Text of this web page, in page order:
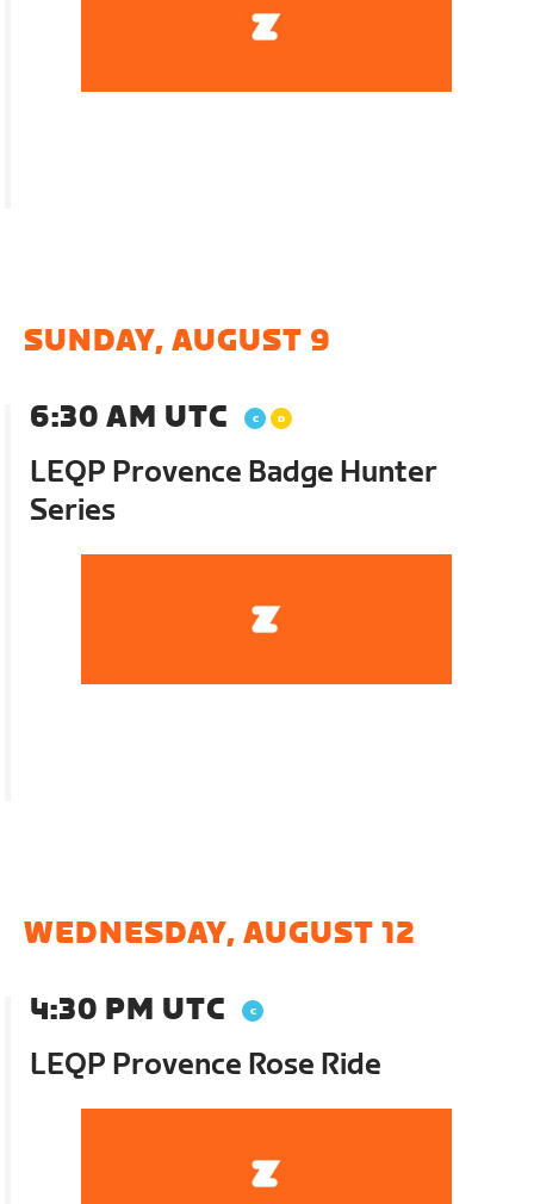
SUNDAY, AUGUST 9
6:30 AM UTC
LEQP Provence Badge Hunter
Series
WEDNESDAY, AUGUST 12
4:30 PM UTC
LEQP Provence Rose Ride